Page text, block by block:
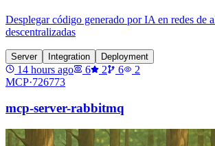
Desplegar código generado por IA en redes de
descentralizadas
Server Integration Deployment
14 hours ago 6 2 6
2
MCP·726773
mcp-server-rabbitmq